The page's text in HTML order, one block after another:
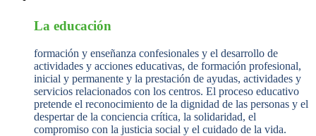
La educación
formación y enseñanza confesionales y el desarrollo de
actividades y acciones educativas, de formación profesional,
inicial y permanente y la prestación de ayudas, actividades y
servicios relacionados con los centros. El proceso educativo
pretende el reconocimiento de la dignidad de las personas y el
despertar de la conciencia crítica, la solidaridad, el
compromiso con la justicia social y el cuidado de la vida.